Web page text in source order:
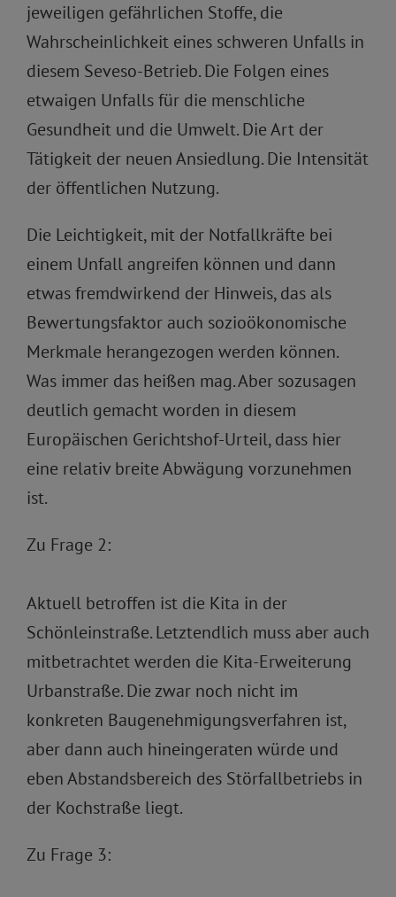
jeweiligen gefährlichen Stoffe, die
Wahrscheinlichkeit eines schweren Unfalls in
diesem Seveso-Betrieb. Die Folgen eines
etwaigen Unfalls für die menschliche
Gesundheit und die Umwelt. Die Art der
Tätigkeit der neuen Ansiedlung. Die Intensität
der öffentlichen Nutzung.
Die Leichtigkeit, mit der Notfallkräfte bei
einem Unfall angreifen können und dann
etwas fremdwirkend der Hinweis, das als
Bewertungsfaktor auch sozioökonomische
Merkmale herangezogen werden können.
Was immer das heißen mag. Aber sozusagen
deutlich gemacht worden in diesem
Europäischen Gerichtshof-Urteil, dass hier
eine relativ breite Abwägung vorzunehmen
ist.
Zu Frage 2:
Aktuell betroffen ist die Kita in der
Schönleinstraße. Letztendlich muss aber auch
mitbetrachtet werden die Kita-Erweiterung
Urbanstraße. Die zwar noch nicht im
konkreten Baugenehmigungsverfahren ist,
aber dann auch hineingeraten würde und
eben Abstandsbereich des Störfallbetriebs in
der Kochstraße liegt.
Zu Frage 3: